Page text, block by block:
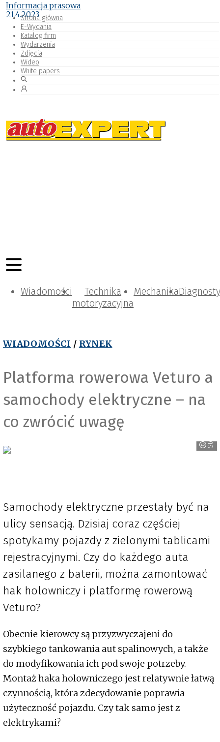
Strona główna
E-Wydania
Katalog firm
Wydarzenia
Zdjęcia
Wideo
White papers
Wiadomości
Technika
motoryzacyjna
Mechanika
WIADOMOŚCI / RYNEK
Platforma rowerowa Veturo a
samochody elektryczne – na
co zwrócić uwagę
Steinhof
Informacja prasowa
21.4.2023
Samochody elektryczne przestały być na
ulicy sensacją. Dzisiaj coraz częściej
spotykamy pojazdy z zielonymi tablicami
rejestracyjnymi. Czy do każdego auta
zasilanego z baterii, można zamontować
hak holowniczy i platformę rowerową
Veturo?
Obecnie kierowcy są przyzwyczajeni do
szybkiego tankowania aut spalinowych, a także
do modyfikowania ich pod swoje potrzeby.
Montaż haka holowniczego jest relatywnie łatwą
czynnością, która zdecydowanie poprawia
użyteczność pojazdu. Czy tak samo jest z
elektrykami?